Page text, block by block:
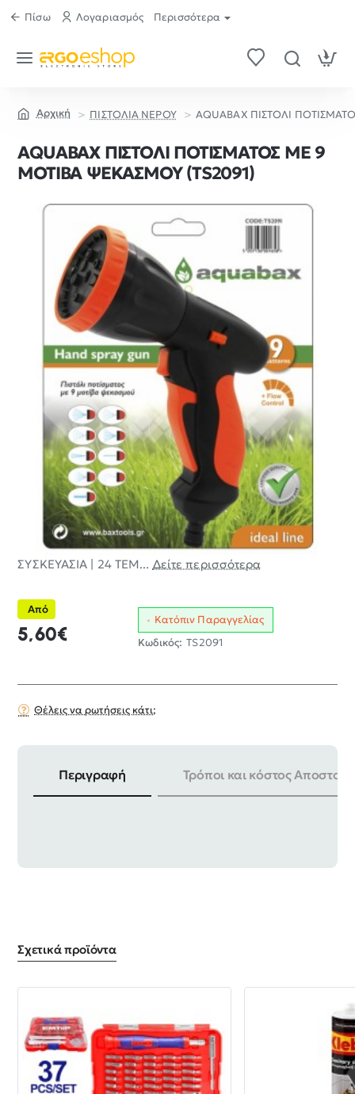
Πίσω Λογαριασμός Περισσότερα
ΠΙΣΤΟΛΙΑ ΝΕΡΟΥ AQUABAX ΠΙΣΤΟΛΙ
AQUABAX ΠΙΣΤΟΛΙ ΠΟΤΙΣΜΑΤΟΣ ΜΕ 9
ΜΟΤΙΒΑ ΨΕΚΑΣΜΟΥ (TS2091)
ΣΥΣΚΕΥΑΣΙΑ | 24 ΤΕΜ... Δείτε περισσότερα
Από
5,60€
Κατόπιν Παραγγελίας
Κωδικός: TS2091
Θέλεις να ρωτήσεις κάτι;
Περιγραφή Τρόποι και κόστος
ΣΥΣΚΕΥΑΣΙΑ | 24 ΤΕΜ
Σχετικά προϊόντα